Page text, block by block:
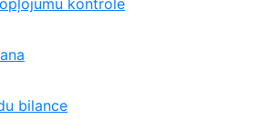
kontrole
bilance